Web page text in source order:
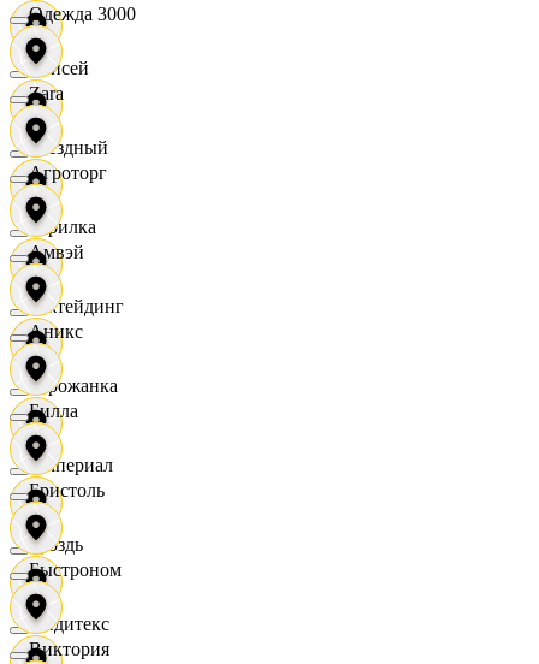
Елисей
Звездный
Горилка
Ижтейдинг
Горожанка
Империал
Гроздь
Индитекс
Одежда 3000
Zara
Агроторг
Амвэй
Аникс
Билла
Бристоль
Быстроном
Виктория